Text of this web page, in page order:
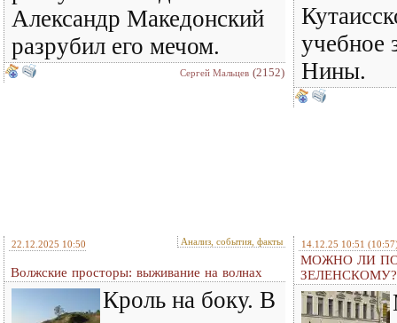
Александр Македонский
разрубил его мечом.
Сергей Мальцев (2152)
учебное
Нины.
22.12.2025 10:50 Анализ, события, факты
Волжские просторы: выживание на волнах
Кроль на боку. В
14.12.25 10:51
МОЖНО ЛИ
ЗЕЛЕНСКОМУ?